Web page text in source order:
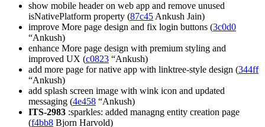
show mobile header on web app and remove unused
isNativePlatform property (87c45 Ankush Jain)
improve More page design and fix login buttons (3c0d0
“Ankush)
enhance More page design with premium styling and
improved UX (c0823 “Ankush)
add more page for native app with linktree-style design (344ff
“Ankush)
add splash screen image with wink icon and updated
messaging (4e458 “Ankush)
ITS-2983 :sparkles: added managng entity creation page
(f4bb8 Bjorn Harvold)